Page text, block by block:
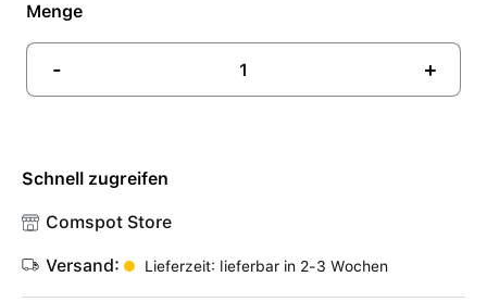
Menge
- +
Schnell zugreifen
Comspot Store
Versand: Lieferzeit: lieferbar in 2-3 Wochen